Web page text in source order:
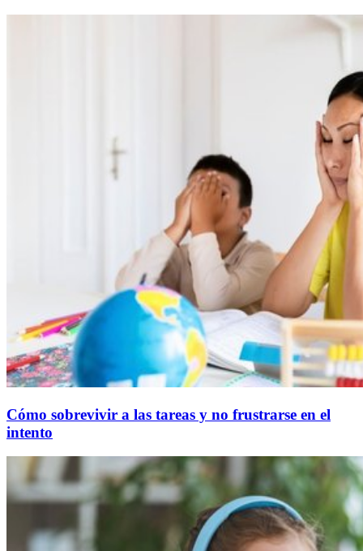
Cómo sobrevivir a las tareas y no frustrarse en el
intento